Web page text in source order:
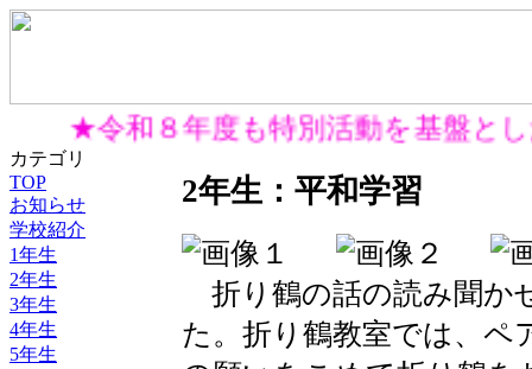
★令和８年度も特別活動を基盤と
カテゴリ
TOP
お知らせ
学校紹介
1年生
2年生
3年生
4年生
5年生
2年生：平和学習
折り鶴の話の読み聞か
た。折り鶴教室では、ペ